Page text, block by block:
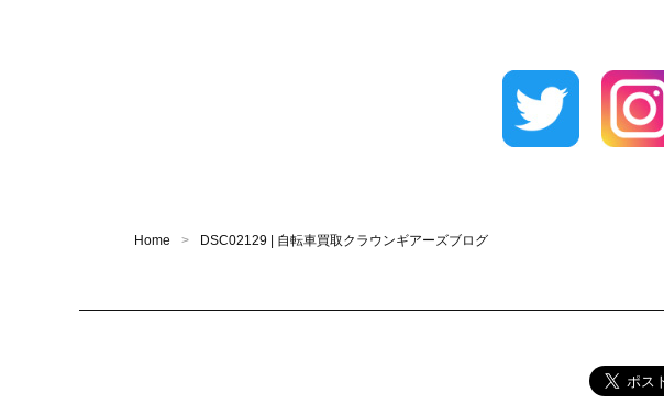
Home DSC02129 | 自転車買取クラウンギアーズブログ